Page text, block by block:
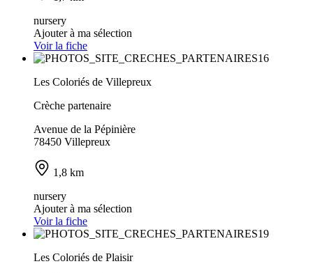
nursery
Ajouter à ma sélection
Voir la fiche
Les Coloriés de Villepreux
Crèche partenaire
Avenue de la Pépinière
78450 Villepreux
1,8 km
nursery
Ajouter à ma sélection
Voir la fiche
Les Coloriés de Plaisir